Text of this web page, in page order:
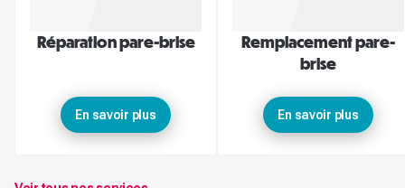
Réparation pare-brise
En savoir plus
Remplacement pare-
brise
En savoir plus